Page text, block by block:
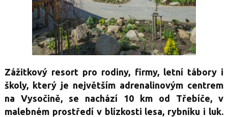
Zážitkový resort pro rodiny, firmy, letní tábory i
školy, který je největším adrenalinovým centrem
na Vysočině, se nachází 10 km od Třebíče, v
malebném prostředí v blízkosti lesa, rybníku i luk.